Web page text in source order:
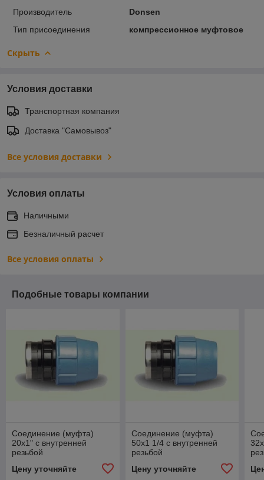
Производитель
Donsen
Тип присоединения
компрессионное муфтовое
Скрыть
Условия доставки
Транспортная компания
Доставка "Самовывоз"
Все условия доставки
Условия оплаты
Наличными
Безналичный расчет
Все условия оплаты
Подобные товары компании
Соединение (муфта)
20х1" с внутренней
резьбой
Цену уточняйте
Соединение (муфта)
50х1 1/4 с внутренней
резьбой
Цену уточняйте